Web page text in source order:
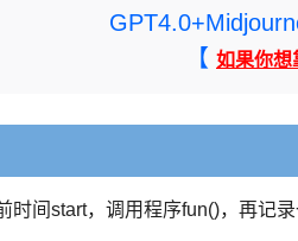
【 如果你想
时间start，调用程序fun()，再记录